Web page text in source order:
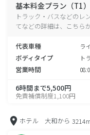
基本料金プラン（T1）
トラック・バスなどのレ
てなどの詳細は、こちら
代表車種 ラ
ボディタイプ ト
営業時間
6時間まで5,500円
免責補償制度1,100円
ホテル 大和から 3214m